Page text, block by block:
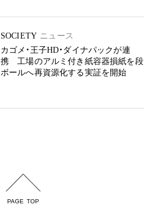
SOCIETY ニュース
カゴメ・王子HD・ダイナパックが連
携 工場のアルミ付き紙容器損紙を段
ボールへ再資源化する実証を開始
PAGE TOP